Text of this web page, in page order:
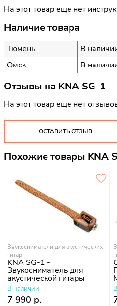
На этот товар еще нет
Наличие товара
Тюмень
В
Омск
В
Отзывы на KNA SG-1
На этот товар еще нет
ОСТАВИТЬ ОТЗЫВ
Похожие товары KNA
Звукосниматели для акустических
гитар
KNA SG-1 -
Звукосниматель для
акустической гитары
В наличии
7 990 р.